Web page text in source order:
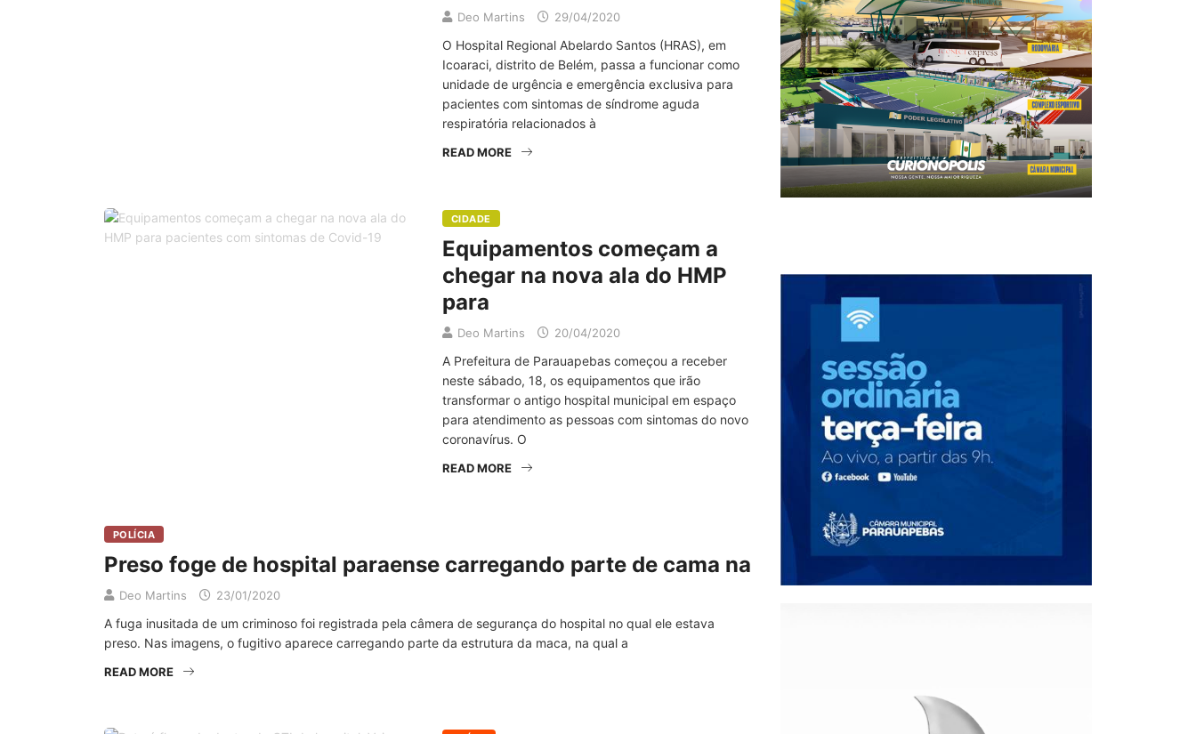
Deo Martins 29/04/2020
O Hospital Regional Abelardo Santos (HRAS), em
Icoaraci, distrito de Belém, passa a funcionar como
unidade de urgência e emergência exclusiva para
pacientes com sintomas de síndrome aguda
respiratória relacionados à
READ MORE
CIDADE
Equipamentos começam a
chegar na nova ala do HMP
para
Deo Martins 20/04/2020
A Prefeitura de Parauapebas começou a receber
neste sábado, 18, os equipamentos que irão
transformar o antigo hospital municipal em espaço
para atendimento as pessoas com sintomas do novo
coronavírus. O
READ MORE
POLÍCIA
Preso foge de hospital paraense carregando parte de cama na
Deo Martins 23/01/2020
A fuga inusitada de um criminoso foi registrada pela câmera de segurança do hospital no qual ele estava
preso. Nas imagens, o fugitivo aparece carregando parte da estrutura da maca, na qual a
READ MORE